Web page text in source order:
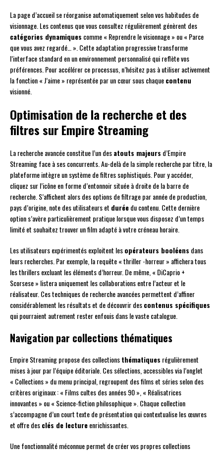
La page d’accueil se réorganise automatiquement selon vos habitudes de
visionnage. Les contenus que vous consultez régulièrement génèrent des
catégories dynamiques comme « Reprendre le visionnage » ou « Parce
que vous avez regardé… ». Cette adaptation progressive transforme
l’interface standard en un environnement personnalisé qui reflète vos
préférences. Pour accélérer ce processus, n’hésitez pas à utiliser activement
la fonction « J’aime » représentée par un cœur sous chaquecontenu
visionné.
Optimisation de la recherche et des
filtres sur Empire Streaming
La recherche avancée constitue l’un desatouts majeurs d’Empire
Streaming face à ses concurrents. Au-delà de la simple recherche par titre, la
plateforme intègre un système de filtres sophistiqués. Pour y accéder,
cliquez sur l’icône en forme d’entonnoir située à droite de la barre de
recherche. S’affichent alors des options de filtrage par année de production,
pays d’origine, note des utilisateurs et duréedu contenu. Cette dernière
option s’avère particulièrement pratique lorsque vous disposez d’un temps
limité et souhaitez trouver un film adapté à votre créneau horaire.
Les utilisateurs expérimentés exploitent lesopérateurs booléens dans
leurs recherches. Par exemple, la requête « thriller -horreur » affichera tous
les thrillers excluant les éléments d’horreur. De même, « DiCaprio +
Scorsese » listera uniquement les collaborations entre l’acteur et le
réalisateur. Ces techniques de recherche avancées permettent d’affiner
considérablement les résultats et de découvrir descontenus spécifiques
qui pourraient autrement rester enfouis dans le vaste catalogue.
Navigation par collections thématiques
Empire Streaming propose des collectionsthématiques régulièrement
mises à jour par l’équipe éditoriale. Ces sélections, accessibles via l’onglet
« Collections » du menu principal, regroupent des films et séries selon des
critères originaux : « Films cultes des années 90 », « Réalisatrices
innovantes » ou « Science-fiction philosophique ». Chaque collection
s’accompagne d’un court texte de présentation qui contextualise les œuvres
et offre desclés de lectureenrichissantes.
Une fonctionnalité méconnue permet de créer vos propres collections